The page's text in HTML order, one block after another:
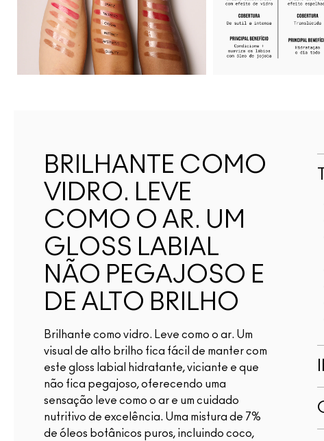
BRILHANTE COMO
VIDRO. LEVE
COMO O AR. UM
GLOSS LABIAL
NÃO PEGAJOSO E
DE ALTO BRILHO
Brilhante como vidro. Leve como o ar. Um
visual de alto brilho fica fácil de manter com
este gloss labial hidratante, viciante e que
não fica pegajoso, oferecendo uma
sensação leve como o ar e um cuidado
nutritivo de excelência. Uma mistura de 7%
de óleos botânicos puros, incluindo coco,